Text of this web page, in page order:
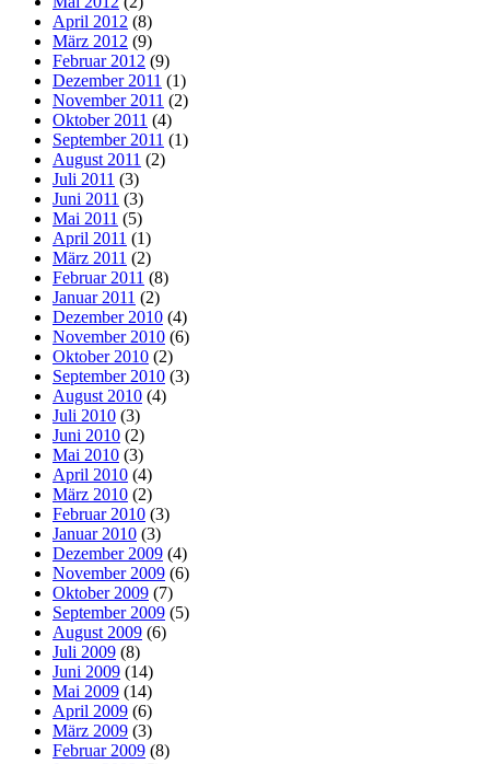
April 2012 (8)
März 2012 (9)
Februar 2012 (9)
Dezember 2011 (1)
November 2011 (2)
Oktober 2011 (4)
September 2011 (1)
August 2011 (2)
Juli 2011 (3)
Juni 2011 (3)
Mai 2011 (5)
April 2011 (1)
März 2011 (2)
Februar 2011 (8)
Januar 2011 (2)
Dezember 2010 (4)
November 2010 (6)
Oktober 2010 (2)
September 2010 (3)
August 2010 (4)
Juli 2010 (3)
Juni 2010 (2)
Mai 2010 (3)
April 2010 (4)
März 2010 (2)
Februar 2010 (3)
Januar 2010 (3)
Dezember 2009 (4)
November 2009 (6)
Oktober 2009 (7)
September 2009 (5)
August 2009 (6)
Juli 2009 (8)
Juni 2009 (14)
Mai 2009 (14)
April 2009 (6)
März 2009 (3)
Februar 2009 (8)